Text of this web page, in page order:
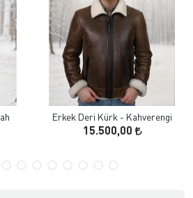
Erkek Deri Kürk - Kahverengi
15.500,00